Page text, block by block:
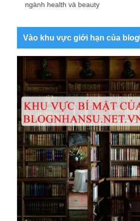
ngành health và beauty
Vào khu vực giới hạn của blog